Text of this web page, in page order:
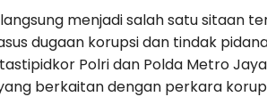
menjadi salah satu sitaan
dugaan korupsi dan tindak
Polri dan Polda Metro
berkaitan dengan perkara